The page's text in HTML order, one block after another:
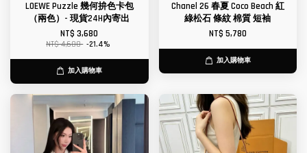
LOEWE Puzzle 幾何拚色卡包
（兩色）- 現貨24H內寄出
NT$ 3,680
NT$ 4,680 -21.4%
加入購物車
Chanel 26 春夏 Coco Beach 紅
綠松石 條紋 棉質 短袖
NT$ 5,780
加入購物車